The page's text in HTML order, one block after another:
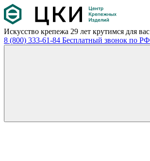
Искусство крепежа 29 лет крутимся для вас
8 (800) 333-61-84 Бесплатный звонок по РФ